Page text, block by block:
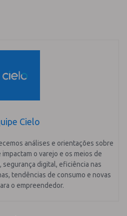
Cielo
análises e orientações sobre
o varejo e os meios de
digital, eficiência nas
tendências de consumo e novas
o empreendedor.